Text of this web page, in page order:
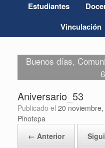
Estudiantes
Vinculación
Buenos días,
Aniversario_53
Publicado el 20
Pinotepa
← Anterior